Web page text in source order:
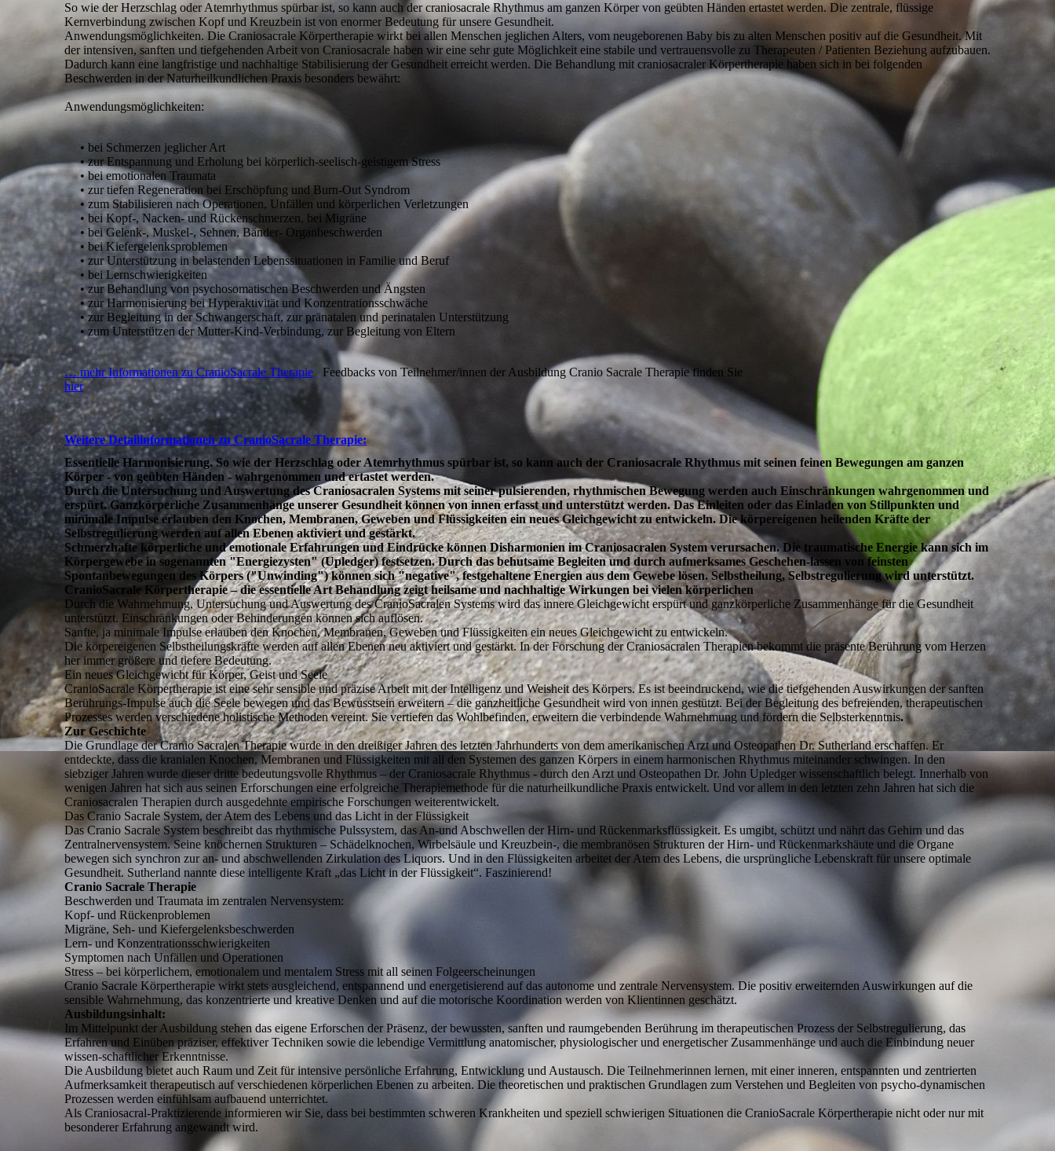
So wie der Herzschlag oder Atemrhythmus spürbar ist, so kann auch der craniosacrale Rhythmus am ganzen Körper von geübten Händen ertastet werden. Die zentrale, flüssige
Kernverbindung zwischen Kopf und Kreuzbein ist von enormer Bedeutung für unsere Gesundheit.
Anwendungsmöglichkeiten. Die Craniosacrale Körpertherapie wirkt bei allen Menschen jeglichen Alters, vom neugeborenen Baby bis zu alten Menschen positiv auf die Gesundheit. Mit
der intensiven, sanften und tiefgehenden Arbeit von Craniosacrale haben wir eine sehr gute Möglichkeit eine stabile und vertrauensvolle zu Therapeuten / Patienten Beziehung aufzubauen.
Dadurch kann eine langfristige und nachhaltige Stabilisierung der Gesundheit erreicht werden. Die Behandlung mit craniosacraler Körpertherapie haben sich in bei folgenden
Beschwerden in der Naturheilkundlichen Praxis besonders bewährt:
Anwendungsmöglichkeiten:
• bei Schmerzen jeglicher Art
• zur Entspannung und Erholung bei körperlich-seelisch-geistigem Stress
• bei emotionalen Traumata
• zur tiefen Regeneration bei Erschöpfung und Burn-Out Syndrom
• zum Stabilisieren nach Operationen, Unfällen und körperlichen Verletzungen
• bei Kopf-, Nacken- und Rückenschmerzen, bei Migräne
• bei Gelenk-, Muskel-, Sehnen, Bänder- Organbeschwerden
• bei Kiefergelenksproblemen
• zur Unterstützung in belastenden Lebenssituationen in Familie und Beruf
• bei Lernschwierigkeiten
• zur Behandlung von psychosomatischen Beschwerden und Ängsten
• zur Harmonisierung bei Hyperaktivität und Konzentrationsschwäche
• zur Begleitung in der Schwangerschaft, zur pränatalen und perinatalen Unterstützung
• zum Unterstützen der Mutter-Kind-Verbindung, zur Begleitung von Eltern
… mehr Informationen zu CranioSacrale Therapie
Feedbacks von Teilnehmer/innen der Ausbildung Cranio Sacrale Therapie finden Sie
hier
Weitere Detailinformationen zu CranioSacrale Therapie:
Essentielle Harmonisierung. So wie der Herzschlag oder Atemrhythmus spürbar ist, so kann auch der Craniosacrale Rhythmus mit seinen feinen Bewegungen am ganzen
Körper - von geübten Händen - wahrgenommen und ertastet werden.
Durch die Untersuchung und Auswertung des Craniosacralen Systems mit seiner pulsierenden, rhythmischen Bewegung werden auch Einschränkungen wahrgenommen und
erspürt. Ganzkörperliche Zusammenhänge unserer Gesundheit können von innen erfasst und unterstützt werden. Das Einleiten oder das Einladen von Stillpunkten und
minimale Impulse erlauben den Knochen, Membranen, Geweben und Flüssigkeiten ein neues Gleichgewicht zu entwickeln. Die körpereigenen heilenden Kräfte der
Selbstregulierung werden auf allen Ebenen aktiviert und gestärkt.
Schmerzhafte körperliche und emotionale Erfahrungen und Eindrücke können Disharmonien im Craniosacralen System verursachen. Die traumatische Energie kann sich im
Körpergewebe in sogenannten "Energiezysten" (Upledger) festsetzen. Durch das behutsame Begleiten und durch aufmerksames Geschehen-lassen von feinsten
Spontanbewegungen des Körpers ("Unwinding") können sich "negative", festgehaltene Energien aus dem Gewebe lösen. Selbstheilung, Selbstregulierung wird unterstützt.
CranioSacrale Körpertherapie – die essentielle Art Behandlung zeigt heilsame und nachhaltige Wirkungen bei vielen körperlichen
Durch die Wahrnehmung, Untersuchung und Auswertung des CranioSacralen Systems wird das innere Gleichgewicht erspürt und ganzkörperliche Zusammenhänge für die Gesundheit
unterstützt. Einschränkungen oder Behinderungen können sich auflösen.
Sanfte, ja minimale Impulse erlauben den Knochen, Membranen, Geweben und Flüssigkeiten ein neues Gleichgewicht zu entwickeln.
Die körpereigenen Selbstheilungskräfte werden auf allen Ebenen neu aktiviert und gestärkt. In der Forschung der Craniosacralen Therapien bekommt die präsente Berührung vom Herzen
her immer größere und tiefere Bedeutung.
Ein neues Gleichgewicht für Körper, Geist und Seele
CranioSacrale Körpertherapie ist eine sehr sensible und präzise Arbeit mit der Intelligenz und Weisheit des Körpers. Es ist beeindruckend, wie die tiefgehenden Auswirkungen der sanften
Berührungs-Impulse auch die Seele bewegen und das Bewusstsein erweitern – die ganzheitliche Gesundheit wird von innen gestützt. Bei der Begleitung des befreienden, therapeutischen
Prozesses werden verschiedene holistische Methoden vereint. Sie vertiefen das Wohlbefinden, erweitern die verbindende Wahrnehmung und fördern die Selbsterkenntnis.
Zur Geschichte
Die Grundlage der Cranio Sacralen Therapie wurde in den dreißiger Jahren des letzten Jahrhunderts von dem amerikanischen Arzt und Osteopathen Dr. Sutherland erschaffen. Er
entdeckte, dass die kranialen Knochen, Membranen und Flüssigkeiten mit all den Systemen des ganzen Körpers in einem harmonischen Rhythmus miteinander schwingen. In den
siebziger Jahren wurde dieser dritte bedeutungsvolle Rhythmus – der Craniosacrale Rhythmus - durch den Arzt und Osteopathen Dr. John Upledger wissenschaftlich belegt. Innerhalb von
wenigen Jahren hat sich aus seinen Erforschungen eine erfolgreiche Therapiemethode für die naturheilkundliche Praxis entwickelt. Und vor allem in den letzten zehn Jahren hat sich die
Craniosacralen Therapien durch ausgedehnte empirische Forschungen weiterentwickelt.
Das Cranio Sacrale System, der Atem des Lebens und das Licht in der Flüssigkeit
Das Cranio Sacrale System beschreibt das rhythmische Pulssystem, das An-und Abschwellen der Hirn- und Rückenmarksflüssigkeit. Es umgibt, schützt und nährt das Gehirn und das
Zentralnervensystem. Seine knöchernen Strukturen – Schädelknochen, Wirbelsäule und Kreuzbein-, die membranösen Strukturen der Hirn- und Rückenmarkshäute und die Organe
bewegen sich synchron zur an- und abschwellenden Zirkulation des Liquors. Und in den Flüssigkeiten arbeitet der Atem des Lebens, die ursprüngliche Lebenskraft für unsere optimale
Gesundheit. Sutherland nannte diese intelligente Kraft „das Licht in der Flüssigkeit“. Faszinierend!
Cranio Sacrale Therapie
Beschwerden und Traumata im zentralen Nervensystem:
Kopf- und Rückenproblemen
Migräne, Seh- und Kiefergelenksbeschwerden
Lern- und Konzentrationsschwierigkeiten
Symptomen nach Unfällen und Operationen
Stress – bei körperlichem, emotionalem und mentalem Stress mit all seinen Folgeerscheinungen
Cranio Sacrale Körpertherapie wirkt stets ausgleichend, entspannend und energetisierend auf das autonome und zentrale Nervensystem. Die positiv erweiternden Auswirkungen auf die
sensible Wahrnehmung, das konzentrierte und kreative Denken und auf die motorische Koordination werden von Klientinnen geschätzt.
Ausbildungsinhalt:
Im Mittelpunkt der Ausbildung stehen das eigene Erforschen der Präsenz, der bewussten, sanften und raumgebenden Berührung im therapeutischen Prozess der Selbstregulierung, das
Erfahren und Einüben präziser, effektiver Techniken sowie die lebendige Vermittlung anatomischer, physiologischer und energetischer Zusammenhänge und auch die Einbindung neuer
wissen-schaftlicher Erkenntnisse.
Die Ausbildung bietet auch Raum und Zeit für intensive persönliche Erfahrung, Entwicklung und Austausch. Die Teilnehmerinnen lernen, mit einer inneren, entspannten und zentrierten
Aufmerksamkeit therapeutisch auf verschiedenen körperlichen Ebenen zu arbeiten. Die theoretischen und praktischen Grundlagen zum Verstehen und Begleiten von psycho-dynamischen
Prozessen werden einfühlsam aufbauend unterrichtet.
Als Craniosacral-Praktizierende informieren wir Sie, dass bei bestimmten schweren Krankheiten und speziell schwierigen Situationen die CranioSacrale Körpertherapie nicht oder nur mit
besonderer Erfahrung angewandt wird.